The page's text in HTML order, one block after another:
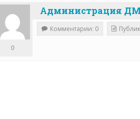
Администрация
0
Комментарии: 0